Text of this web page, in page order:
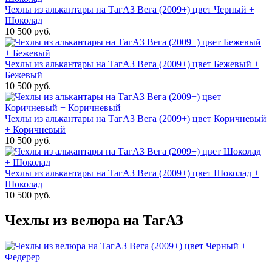
Чехлы из алькантары на ТагАЗ Вега (2009+) цвет Черный +
Шоколад
10 500 руб.
Чехлы из алькантары на ТагАЗ Вега (2009+) цвет Бежевый +
Бежевый
10 500 руб.
Чехлы из алькантары на ТагАЗ Вега (2009+) цвет Коричневый
+ Коричневый
10 500 руб.
Чехлы из алькантары на ТагАЗ Вега (2009+) цвет Шоколад +
Шоколад
10 500 руб.
Чехлы из велюра на ТагАЗ